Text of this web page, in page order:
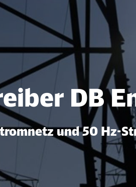
für
DB
und 50 Hz-